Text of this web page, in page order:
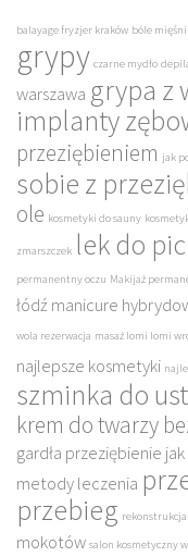
balayage fryzjer kraków bóle
grypy czarne mydło
warszawa grypa z
implanty
przeziębieniem jak
sobie z
ole kosmetyki do sauny
zmarszczek lek do
permanentny oczu Makijaż
łódź manicure
wola rezerwacja masaż lomi lomi
najlepsze kosmetyki
szminka do
krem do twarzy
gardła przeziębienie
metody leczenia
przebieg
mokotów salon kosmetyczny